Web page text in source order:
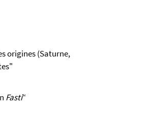
origines (Saturne,
Fasti“